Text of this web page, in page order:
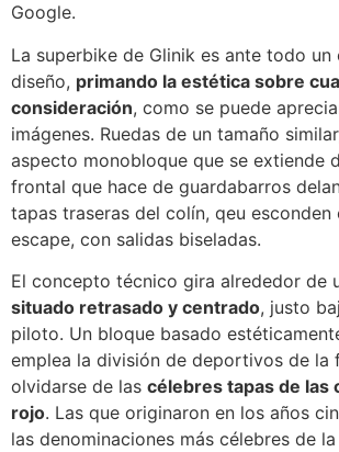
Google.
La superbike de Glinik es ante todo un
diseño, primando la estética sobre
consideración, como se puede
imágenes. Ruedas de un tamaño
aspecto monobloque que se extiende
frontal que hace de guardabarros
tapas traseras del colín, qeu esconden
escape, con salidas biseladas.
El concepto técnico gira alrededor de
situado retrasado y centrado, justo
piloto. Un bloque basado
emplea la división de deportivos de la
olvidarse de las célebres tapas de las
rojo. Las que originaron en los años
las denominaciones más célebres de